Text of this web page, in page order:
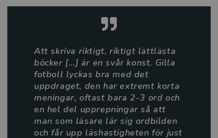
CC Joven är en pseudonym för Christianne Jones. Hon
har skrivit mer än 50 böcker och är bosatt i Mankato,
Minnesota, med sin man och tre tjejer.
Alex Lopez är från Spanien. Han har ritat så länge han
kan minnas.
Boken finns också på engelska.
Boken finns även som e-bok och ljudbok.
Att skriva riktigt, riktigt lättlästa
böcker [...] är en svår konst. Gilla
fotboll lyckas bra med det
uppdraget, den har extremt korta
meningar, oftast bara 2-3 ord och
en hel del upprepningar så att
man som läsare lär sig ordbilden
och får upp läshastigheten för just